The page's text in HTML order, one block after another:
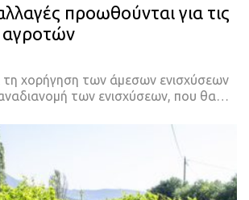
προωθούνται για τις
αγροτών
τη χορήγηση των άμεσων ενισχύσεων
των ενισχύσεων, που θα…